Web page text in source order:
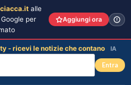
alle
per
Aggiungi ora
- ricevi le notizie che contano IA
Entra